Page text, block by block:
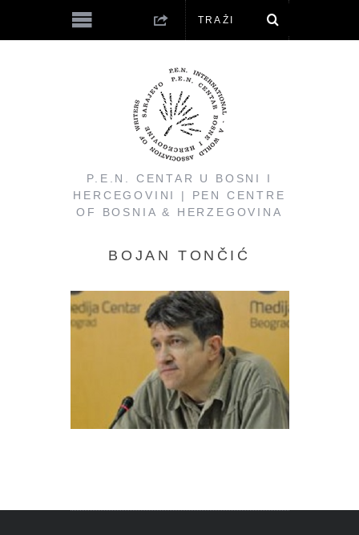
P.E.N. CENTAR U BOSNI I
HERCEGOVINI | PEN CENTRE
OF BOSNIA & HERZEGOVINA
BOJAN TONČIĆ